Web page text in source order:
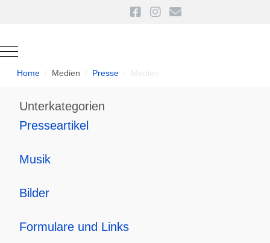
Mobile Menu Toggle
Home Medien Presse Medien
Unterkategorien
Presseartikel
Musik
Bilder
Formulare und Links